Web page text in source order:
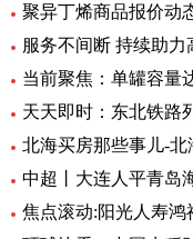
聚异丁烯商品报价动
服务不间断 持续助
北海买房那些事儿-
中超丨大连人平青岛
焦点滚动:阳光人寿鸿